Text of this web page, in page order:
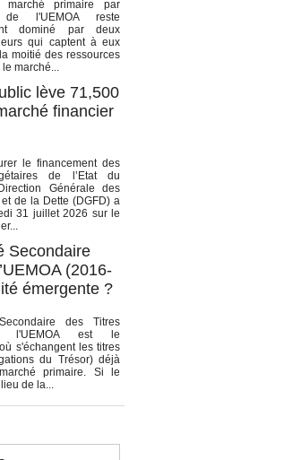
primaire par
de l'UEMOA reste
dominé par deux
qui captent à eux
moitié des ressources
marché...
lève 71,500
financier
le financement des
de l’Etat du
Générale des
et de la Dette (DGFD) a
31 juillet 2026 sur le
Secondaire
(2016-
émergente ?
des Titres
l'UEMOA est le
s'échangent les titres
du Trésor) déjà
primaire. Si le
de la...